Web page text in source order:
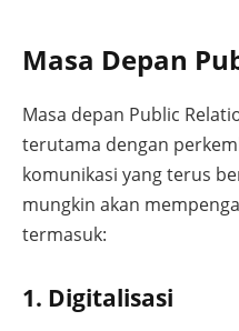
Masa Depan
Masa depan Public
terutama dengan
komunikasi yang terus
mungkin akan
termasuk:
1. Digitalisasi